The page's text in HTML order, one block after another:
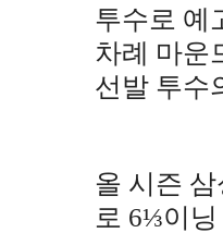
투수로 예
차례 마운
선발 투수
올 시즌
로 6⅓이